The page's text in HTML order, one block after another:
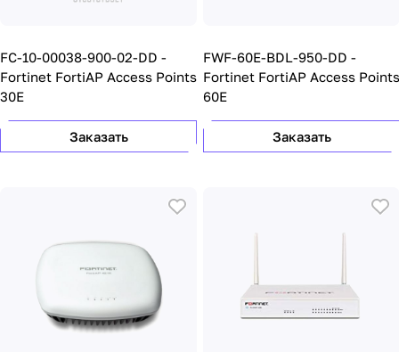
FC-10-00038-900-02-DD -
Fortinet FortiAP Access Points
30E
Заказать
FWF-60E-BDL-950-DD -
Fortinet FortiAP Access Points
60E
Заказать